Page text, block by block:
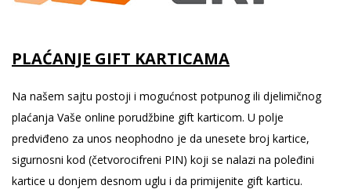
PLAĆANJE GIFT KARTICAMA
Na našem sajtu postoji i mogućnost potpunog ili djelimičnog
plaćanja Vaše online porudžbine gift karticom. U polje
predviđeno za unos neophodno je da unesete broj kartice,
sigurnosni kod (četvorocifreni PIN) koji se nalazi na poleđini
kartice u donjem desnom uglu i da primijenite gift karticu.